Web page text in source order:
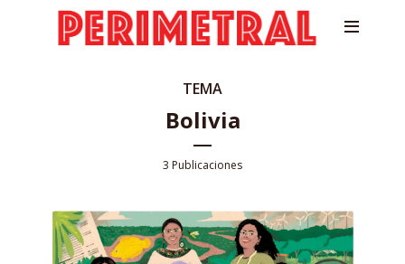
TEMA
Bolivia
3 Publicaciones